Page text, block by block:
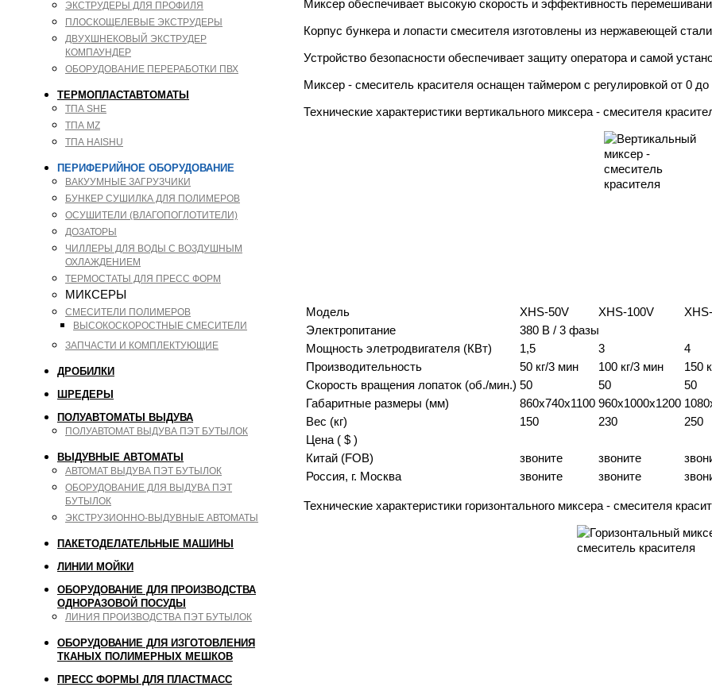
ЭКСТРУДЕРЫ ДЛЯ ПРОФИЛЯ
ПЛОСКОЩЕЛЕВЫЕ ЭКСТРУДЕРЫ
ДВУХШНЕКОВЫЙ ЭКСТРУДЕР
КОМПАУНДЕР
ОБОРУДОВАНИЕ ПЕРЕРАБОТКИ ПВХ
ТЕРМОПЛАСТАВТОМАТЫ
ТПА SHE
ТПА MZ
ТПА HAISHU
ПЕРИФЕРИЙНОЕ ОБОРУДОВАНИЕ
ВАКУУМНЫЕ ЗАГРУЗЧИКИ
БУНКЕР СУШИЛКА ДЛЯ ПОЛИМЕРОВ
ОСУШИТЕЛИ (ВЛАГОПОГЛОТИТЕЛИ)
ДОЗАТОРЫ
ЧИЛЛЕРЫ ДЛЯ ВОДЫ С ВОЗДУШНЫМ
ОХЛАЖДЕНИЕМ
ТЕРМОСТАТЫ ДЛЯ ПРЕСС ФОРМ
МИКСЕРЫ
СМЕСИТЕЛИ ПОЛИМЕРОВ
ВЫСОКОСКОРОСТНЫЕ СМЕСИТЕЛИ
ЗАПЧАСТИ И КОМПЛЕКТУЮЩИЕ
ДРОБИЛКИ
ШРЕДЕРЫ
ПОЛУАВТОМАТЫ ВЫДУВА
ПОЛУАВТОМАТ ВЫДУВА ПЭТ БУТЫЛОК
ВЫДУВНЫЕ АВТОМАТЫ
АВТОМАТ ВЫДУВА ПЭТ БУТЫЛОК
ОБОРУДОВАНИЕ ДЛЯ ВЫДУВА ПЭТ
БУТЫЛОК
ЭКСТРУЗИОННО-ВЫДУВНЫЕ АВТОМАТЫ
ПАКЕТОДЕЛАТЕЛЬНЫЕ МАШИНЫ
ЛИНИИ МОЙКИ
ОБОРУДОВАНИЕ ДЛЯ ПРОИЗВОДСТВА
ОДНОРАЗОВОЙ ПОСУДЫ
ЛИНИЯ ПРОИЗВОДСТВА ПЭТ БУТЫЛОК
ОБОРУДОВАНИЕ ДЛЯ ИЗГОТОВЛЕНИЯ
ТКАНЫХ ПОЛИМЕРНЫХ МЕШКОВ
ПРЕСС ФОРМЫ ДЛЯ ПЛАСТМАСС
Миксер обеспечивает высокую скорость и эффективность
Корпус бункера и лопасти смесителя изготовлены из нержавеющей
Устройство безопасности обеспечивает защиту оператора и самой
Миксер - смеситель красителя оснащен таймером с регулировкой от 0 до
Технические характеристики вертикального миксера - смесителя
Модель XHS-50V XHS-100V
Электропитание
380 В / 3 фазы
Мощность элетродвигателя (КВт)
1,5 3 4
Производительность
50 кг/3 мин 100 кг/3 мин 150
Скорость вращения лопаток (об./мин.) 50 50 50
Габаритные размеры (мм)
860x740x1100 960x1000x1200
Вес (кг)
150 230 250
Цена ( $ )
Китай (FOB)
звоните звоните
Россия, г. Москва
звоните звоните
Технические характеристики горизонтального миксера - смесителя